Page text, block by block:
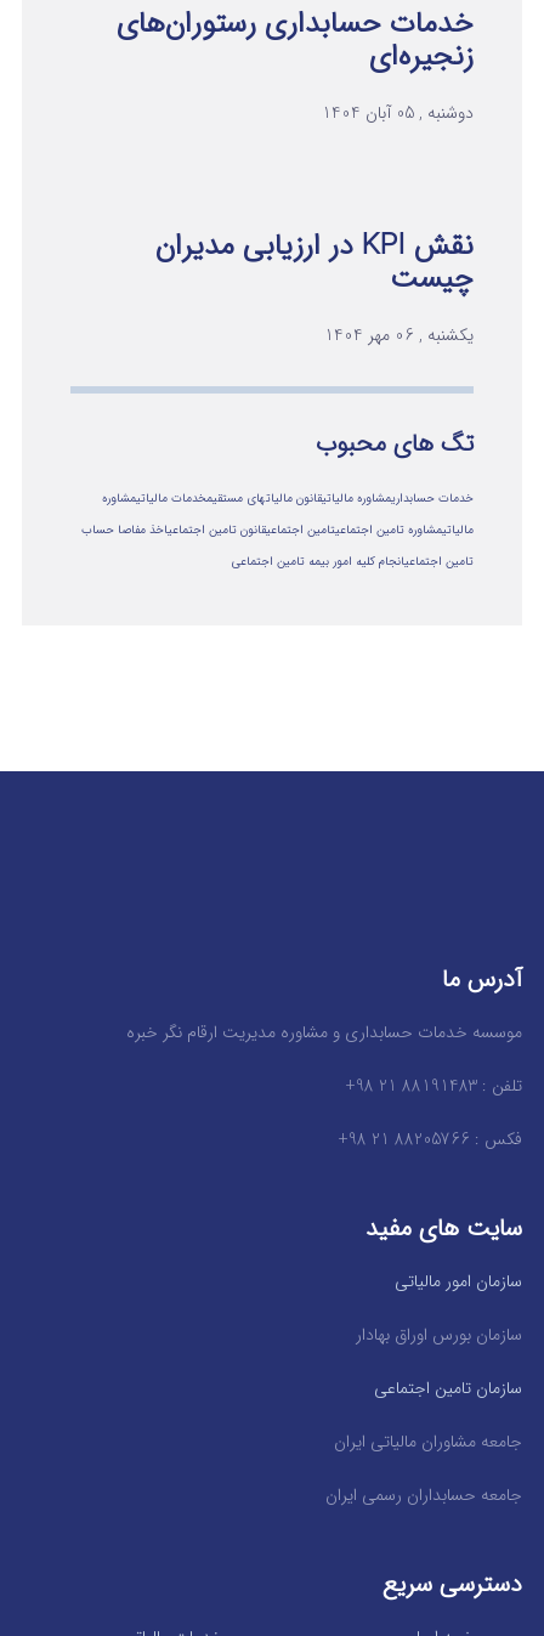
خدمات حسابداری رستوران‌های
زنجیره‌ای
دوشنبه , 05 آبان 1404
نقش KPI در ارزیابی مدیران
چیست
یکشنبه , 06 مهر 1404
تگ های محبوب
خدمات حسابداریمشاوره مالیاتیقانون مالیاتهای مستقیمخدمات مالیاتیمشاوره
مالياتيمشاوره تامین اجتماعیتامین اجتماعیقانون تامین اجتماعیاخذ مفاصا حساب
تامین اجتماعیانجام کلیه امور بیمه تامین اجتماعی
آدرس ما
موسسه خدمات حسابداری و مشاوره مدیریت ارقام نگر خبره
تلفن : 88191483 21 98+
فکس : 88205766 21 98+
سایت های مفید
سازمان امور مالیاتی
سازمان بورس اوراق بهادار
سازمان تامین اجتماعی
جامعه مشاوران مالیاتی ایران
جامعه حسابداران رسمی ایران
دسترسی سریع